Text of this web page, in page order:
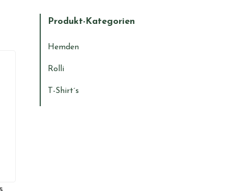
Produkt-Kategorien
Hemden
Rolli
T-Shirt´s